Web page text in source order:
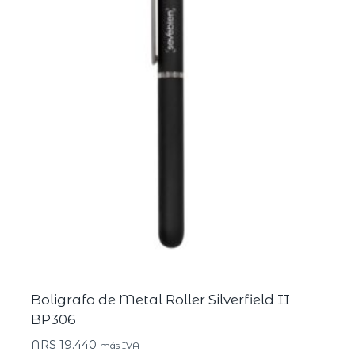
Boligrafo de Metal Roller Silverfield II
BP306
ARS 19.440 más IVA